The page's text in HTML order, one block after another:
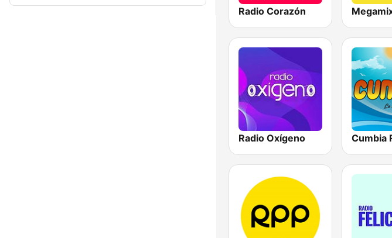
Radio Corazón
Radio Oxígeno Cumbia